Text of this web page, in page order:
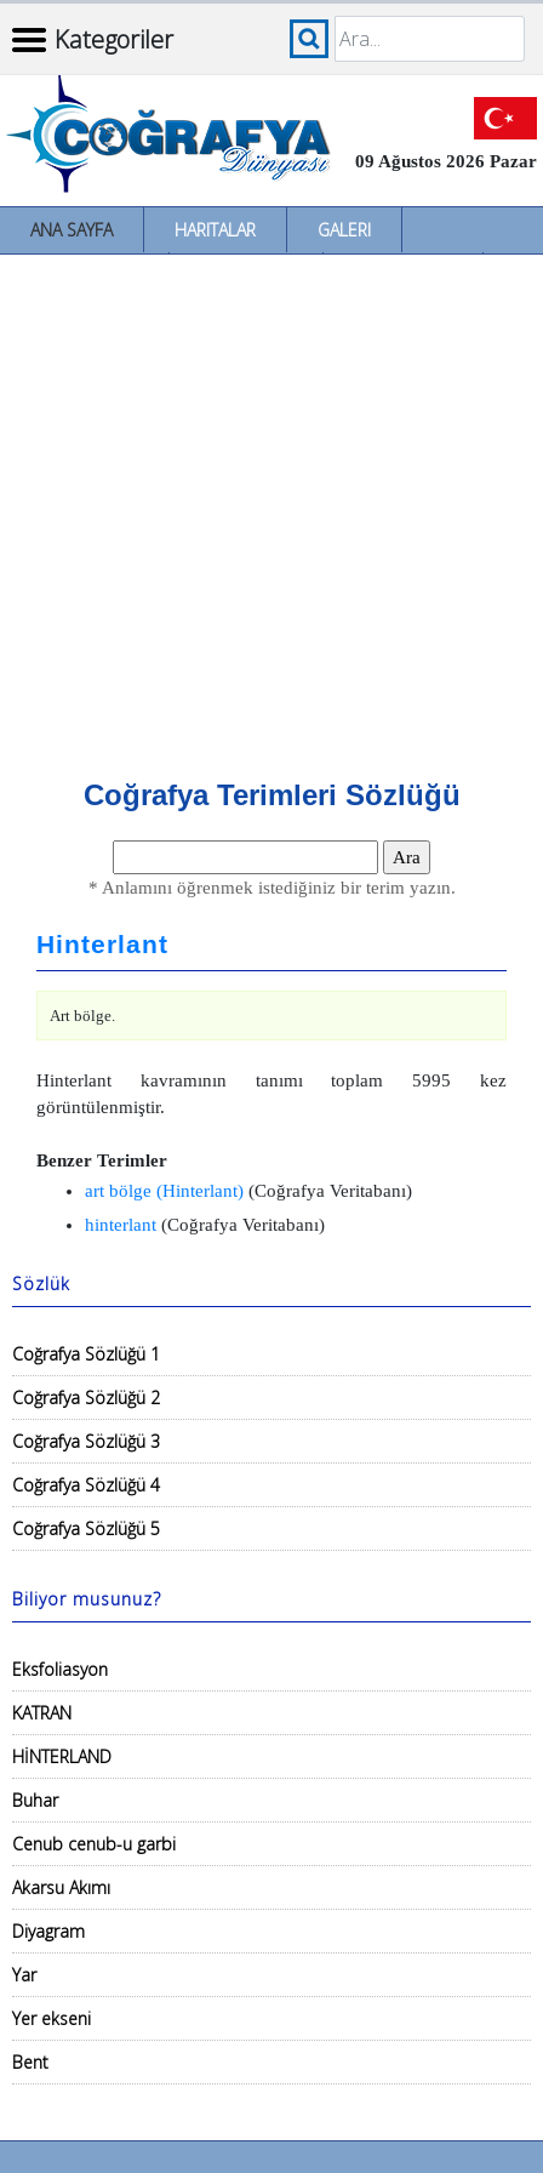
Kategoriler
09 Ağustos 2026 Pazar
ANA SAYFA HARITALAR
GALERI
Coğrafya Terimleri Sözlüğü
* Anlamını öğrenmek istediğiniz bir terim yazın.
Hinterlant
Art bölge.
Hinterlant kavramının tanımı toplam 5995 kez
görüntülenmiştir.
Benzer Terimler
art bölge (Hinterlant) (Coğrafya Veritabanı)
hinterlant (Coğrafya Veritabanı)
Sözlük
Coğrafya Sözlüğü 1
Coğrafya Sözlüğü 2
Coğrafya Sözlüğü 3
Coğrafya Sözlüğü 4
Coğrafya Sözlüğü 5
Biliyor musunuz?
Eksfoliasyon
KATRAN
HİNTERLAND
Buhar
Cenub cenub-u garbi
Akarsu Akımı
Diyagram
Yar
Yer ekseni
Bent